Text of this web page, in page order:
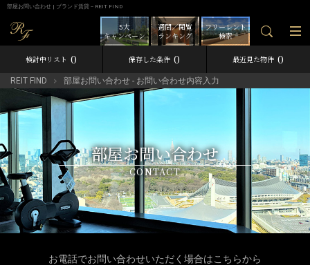
部屋お問い合わせ | ブランド賃貸－REIT FIND
フリーレント
検索
週間／閲覧
ランキング
5大
キャンペーン
検討中リスト 0 保存した条件 0 最近見た物件 0
REIT FIND 部屋お問い合わせ - お問い合わせ内容入力
部屋お問い合わせ
CONTACT
お電話でお問い合わせいただく場合はこちらから